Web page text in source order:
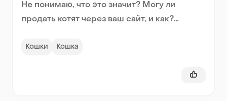
Не понимаю, что это значит? Могу ли
продать котят через ваш сайт, и как?
Кошки Кошка